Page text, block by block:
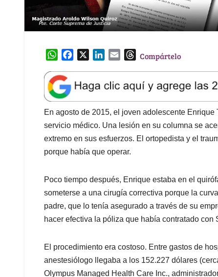
W
a
t
s
A
p
p
e
b
o
o
k
k
e
d
I
n
l
T
e
a
d
s
Compártelo
En agosto de 2015, el joven adolescente
servicio médico. Una lesión en su columna se
extremo en sus esfuerzos. El ortopedista y el
porque había que operar.
Poco tiempo después, Enrique estaba en el
someterse a una cirugía correctiva porque la
padre, que lo tenía asegurado a través de su
hacer efectiva la póliza que había contratado con
El procedimiento era costoso. Entre gastos de
anestesiólogo llegaba a los 152.227 dólares
Olympus Managed Health Care Inc.,